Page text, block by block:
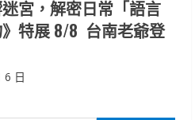
宮，解密日常「語言
特展 8/8 台南老爺登
6 日